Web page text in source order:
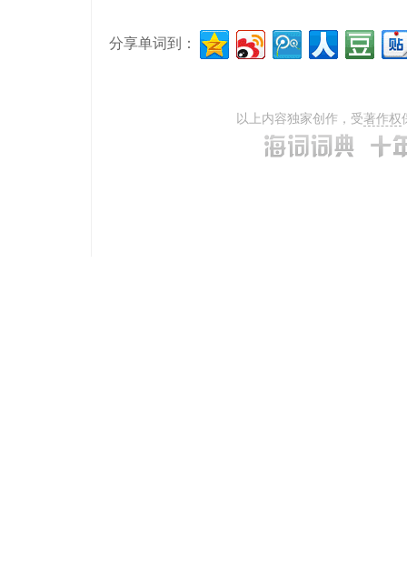
分享单词到：
以上内容独家创作，受著作权